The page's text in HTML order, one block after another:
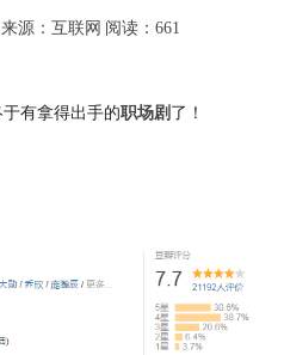
来源：互联网 阅读：661
有拿得出手的职场剧 了！